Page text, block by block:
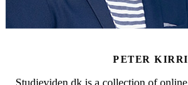
PETER
Studieviden.dk is a collection of